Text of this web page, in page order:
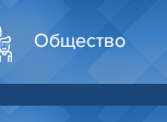
Общество